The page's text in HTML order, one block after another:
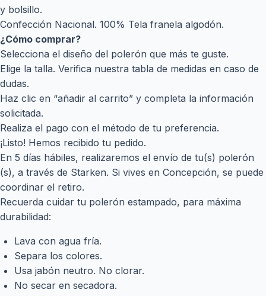
y bolsillo.
Confección Nacional. 100% Tela franela algodón.
¿Cómo comprar?
Selecciona el diseño del polerón que más te guste.
Elige la talla. Verifica nuestra tabla de medidas en caso de
dudas.
Haz clic en “añadir al carrito” y completa la información
solicitada.
Realiza el pago con el método de tu preferencia.
¡Listo! Hemos recibido tu pedido.
En 5 días hábiles, realizaremos el envío de tu(s) polerón
(s), a través de Starken. Si vives en Concepción, se puede
coordinar el retiro.
Recuerda cuidar tu polerón estampado, para máxima
durabilidad:
Lava con agua fría.
Separa los colores.
Usa jabón neutro. No clorar.
No secar en secadora.